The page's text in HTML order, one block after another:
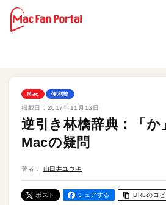
Mac 便利技
掲載日： 2017年11月13日
逆引き林檎辞典：「か
Macの疑問
著者： 山田井ユウキ
ポスト シェアする URLのコピ